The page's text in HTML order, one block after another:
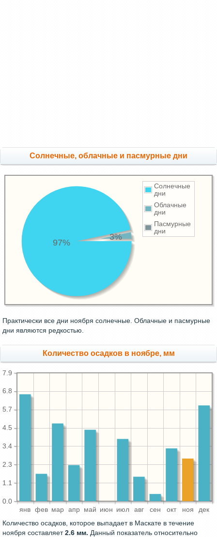
Cолнечные, облачные и пасмурные дни
Солнечные
дни
Облачные
дни
Пасмурные
дни
97%
3%
Практически все дни ноября солнечные. Облачные и пасмурные
дни являются редкостью.
Количество осадков в ноябре, мм
янв фев мар апр май июн июл авг сен окт ноя дек
0.0
1.1
2.3
3.4
4.5
5.7
6.8
7.9
Количество осадков, которое выпадает в Маскате в течение
ноября составляет2.6 мм. Данный показатель относительно